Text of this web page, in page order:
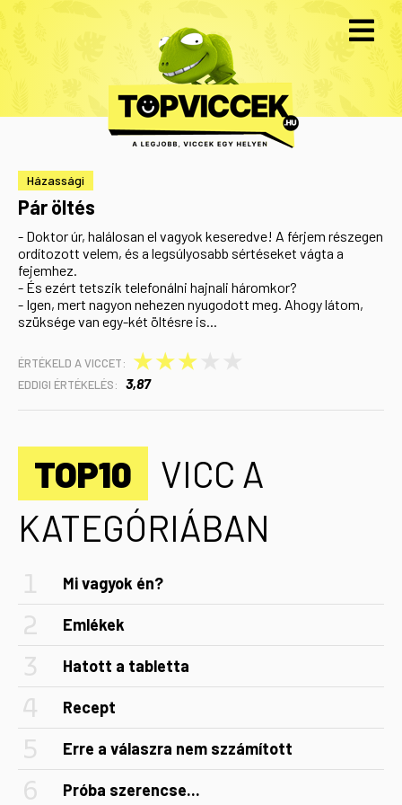
Házassági
Pár öltés
- Doktor úr, halálosan el vagyok keseredve! A férjem részegen
ordítozott velem, és a legsúlyosabb sértéseket vágta a
fejemhez.
- És ezért tetszik telefonálni hajnali háromkor?
- Igen, mert nagyon nehezen nyugodott meg. Ahogy látom,
szüksége van egy-két öltésre is...
ÉRTÉKELD A VICCET: ★
★
★
EDDIGI ÉRTÉKELÉS: 3,87
TOP10
VICC A
KATEGÓRIÁBAN
Mi vagyok én?
Emlékek
Hatott a tabletta
Recept
Erre a válaszra nem szzámított
Próba szerencse...